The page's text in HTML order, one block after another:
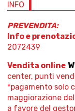
INFO
PREVENDITA:
Info e
2072439
Vendita online
center, punti
*pagamento solo
maggiorazione
a favore del